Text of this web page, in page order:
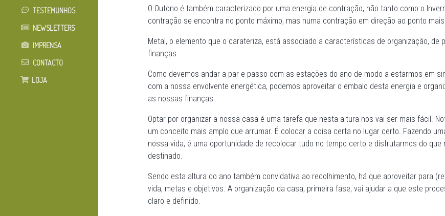
O Outono é também caracterizado por uma energia de contração, não tanto como o
contração se encontra no ponto máximo, mas numa contração em direção ao ponto
Metal, o elemento que o carateriza, está associado a características de organização, de
finanças.
Como devemos andar a par e passo com as estações do ano de modo a estarmos em
com a nossa envolvente energética, podemos aproveitar o embalo desta energia e
as nossas finanças.
Optar por organizar a nossa casa é uma tarefa que nesta altura nos vai ser mais fácil.
um conceito mais amplo que arrumar. É colocar a coisa certa no lugar certo. Fazendo
nossa vida, é uma oportunidade de recolocar tudo no tempo certo e disfrutarmos do que
destinado.
Sendo esta altura do ano também convidativa ao recolhimento, há que aproveitar para
vida, metas e objetivos. A organização da casa, primeira fase, vai ajudar a que este
claro e definido.
TESTEMUNHOS
NEWSLETTERS
IMPRENSA
CONTACTO
LOJA